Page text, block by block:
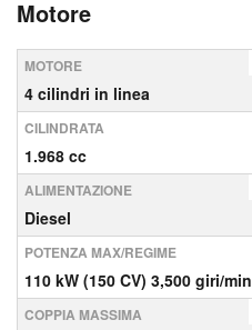
Motore
MOTORE
4 cilindri in linea
CILINDRATA
1.968 cc
ALIMENTAZIONE
Diesel
POTENZA MAX/REGIME
110 kW (150 CV) 3,500 giri/min
COPPIA MASSIMA